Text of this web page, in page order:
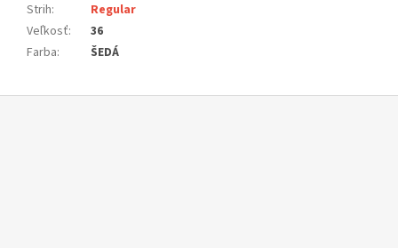
Strih:
Regular
Veľkosť:
36
Farba: ŠEDÁ